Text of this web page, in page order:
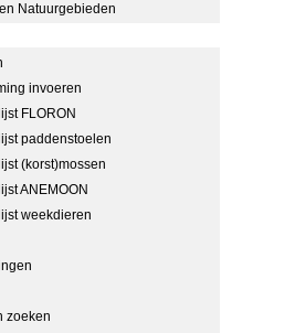
Natuurgebieden
invoeren
FLORON
paddenstoelen
(korst)mossen
ANEMOON
weekdieren
zoeken